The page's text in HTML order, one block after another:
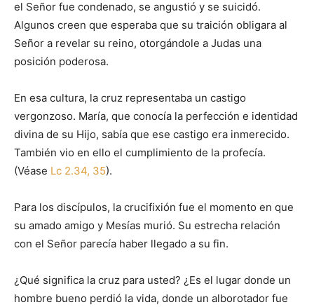
el Señor fue condenado, se angustió y se suicidó.
Algunos creen que esperaba que su traición obligara al
Señor a revelar su reino, otorgándole a Judas una
posición poderosa.
En esa cultura, la cruz representaba un castigo
vergonzoso. María, que conocía la perfección e identidad
divina de su Hijo, sabía que ese castigo era inmerecido.
También vio en ello el cumplimiento de la profecía.
(Véase Lc 2.34, 35).
Para los discípulos, la crucifixión fue el momento en que
su amado amigo y Mesías murió. Su estrecha relación
con el Señor parecía haber llegado a su fin.
¿Qué significa la cruz para usted? ¿Es el lugar donde un
hombre bueno perdió la vida, donde un alborotador fue